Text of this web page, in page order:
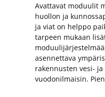
Avattavat moduulit
huollon ja
ja viat on helppo
tarpeen mukaan
asennettava
rakennusten vesi-
vuodonilmaisin.